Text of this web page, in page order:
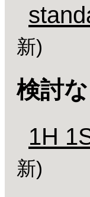
新)
検討
1H
新)